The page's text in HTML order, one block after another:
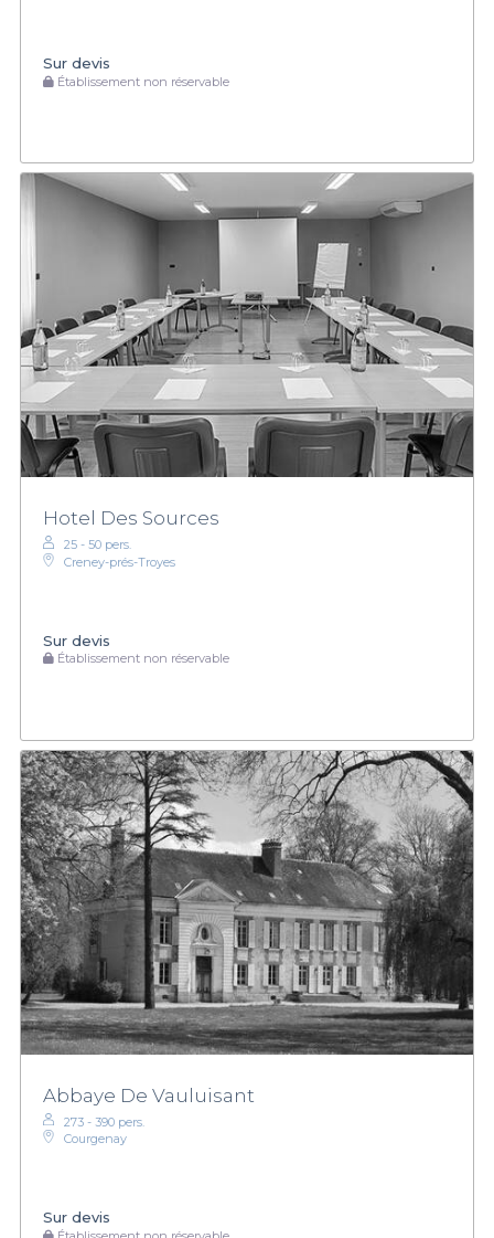
Sur devis
Établissement non réservable
Hotel Des Sources
25 - 50 pers.
Creney-prés-Troyes
Sur devis
Établissement non réservable
Abbaye De Vauluisant
273 - 390 pers.
Courgenay
Sur devis